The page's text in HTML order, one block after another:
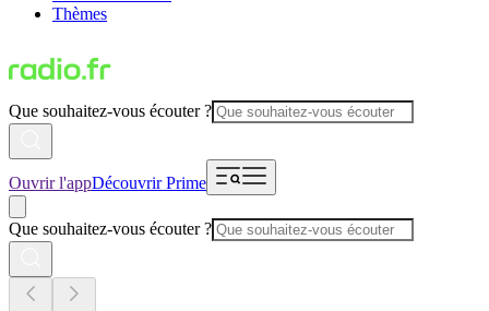
Thèmes
Que souhaitez-vous écouter ?
Ouvrir l'appDécouvrir Prime
Que souhaitez-vous écouter ?